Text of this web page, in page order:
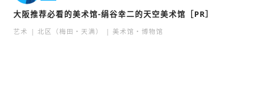
大阪推荐必看的美术馆-绢谷幸二的天空美术馆［PR］
艺术 北区（梅田・天满） 美术馆・博物馆